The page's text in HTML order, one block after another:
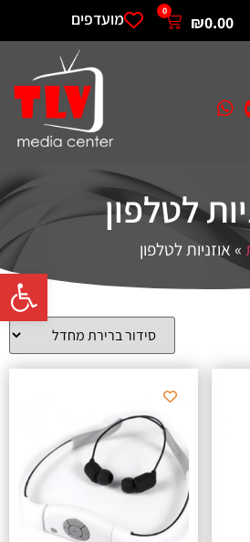
פתח
₪0.00
0 מועדפים
לטלפון
»אוזניות לטלפון